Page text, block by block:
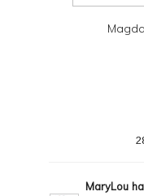
MaryLou